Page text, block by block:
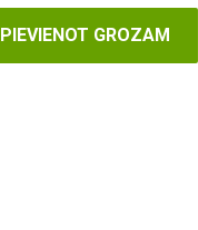
PIEVIENOT GROZAM